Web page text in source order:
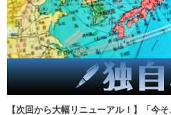
【次回から大幅リニューアル！】「今